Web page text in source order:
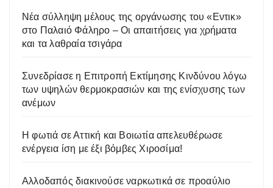
Νέα σύλληψη μέλους της οργάνωσης του «Εντικ»
στο Παλαιό Φάληρο – Οι απαιτήσεις για χρήματα
και τα λαθραία τσιγάρα
Συνεδρίασε η Επιτροπή Εκτίμησης Κινδύνου λόγω
των υψηλών θερμοκρασιών και της ενίσχυσης των
ανέμων
Η φωτιά σε Αττική και Βοιωτία απελευθέρωσε
ενέργεια ίση με έξι βόμβες Χιροσίμα!
Αλλοδαπός διακινούσε ναρκωτικά σε προαύλιο